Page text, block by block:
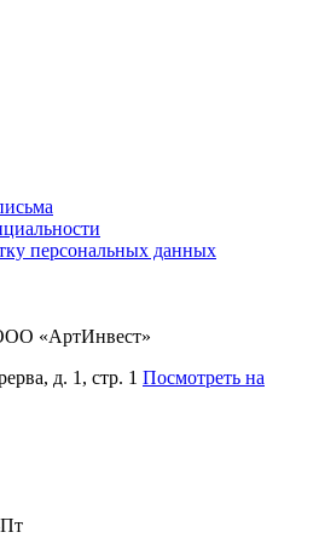
персональных данных
«АртИнвест»
д. 1, стр. 1 Посмотреть на